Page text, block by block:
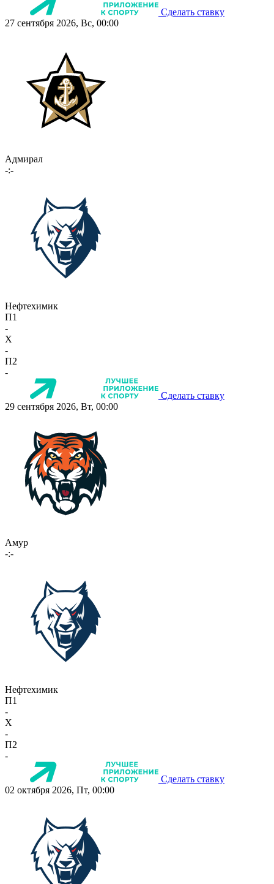
Сделать ставку
27 сентября 2026, Вс, 00:00
Адмирал
-:-
Нефтехимик
П1
-
X
-
П2
-
Сделать ставку
29 сентября 2026, Вт, 00:00
Амур
-:-
Нефтехимик
П1
-
X
-
П2
-
Сделать ставку
02 октября 2026, Пт, 00:00